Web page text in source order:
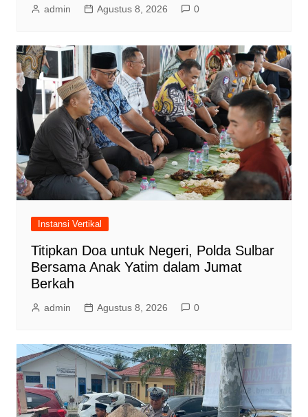
admin Agustus 8, 2026 0
Instansi Vertikal
Titipkan Doa untuk Negeri, Polda Sulbar
Bersama Anak Yatim dalam Jumat
Berkah
admin Agustus 8, 2026 0